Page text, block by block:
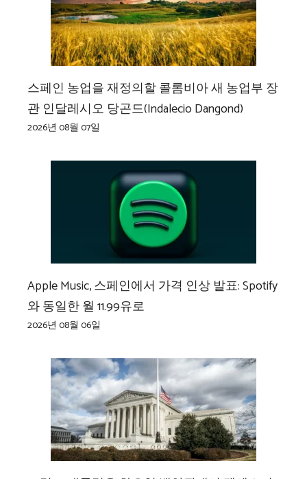
스페인 농업을 재정의할 콜롬비아 새 농업부 장
관 인달레시오 당곤드(Indalecio Dangond)
2026년 08월 07일
Apple Music, 스페인에서 가격 인상 발표: Spotify
와 동일한 월 11.99유로
2026년 08월 06일